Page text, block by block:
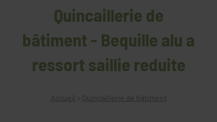
Quincaillerie de
bâtiment - Bequille alu a
ressort saillie reduite
Accueil > Quincaillerie de bâtiment